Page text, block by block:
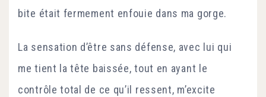
bite était fermement enfouie dans ma gorge.
La sensation d’être sans défense, avec lui qui
me tient la tête baissée, tout en ayant le
contrôle total de ce qu’il ressent, m’excite